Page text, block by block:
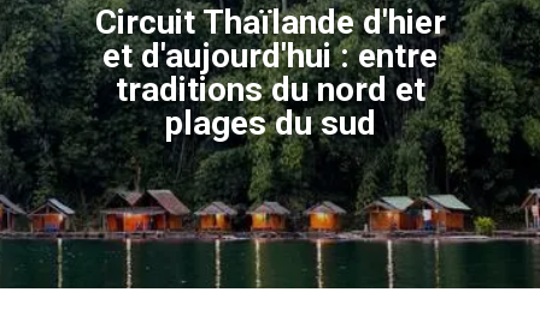
Circuit Thaïlande d'hier
et d'aujourd'hui : entre
traditions du nord et
plages du sud